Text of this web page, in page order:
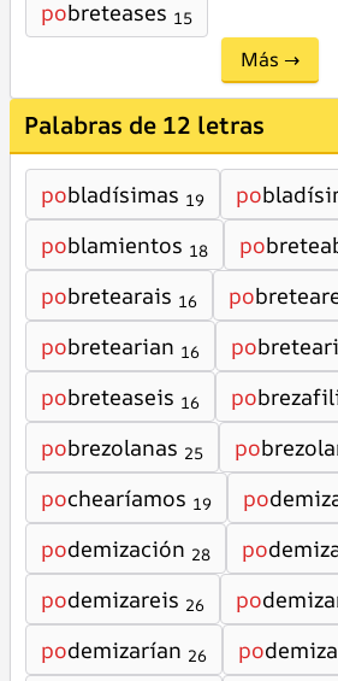
pobreteases 15
Más →
Palabras de 12 letras
pobladísimas 19 po
poblamientos 18 po
pobretearais 16 po
pobretearian 16 po
pobreteaseis 16 po
pobrezolanas 25 po
pochearíamos 19 po
podemización 28 po
podemizareis 26 po
podemizarían 26 po